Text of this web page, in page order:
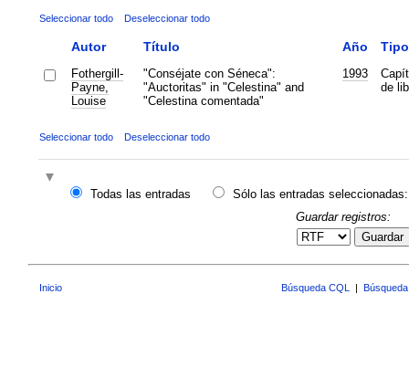
Seleccionar todo Deseleccionar todo
Autor Título Año Tipo
Fothergill-
Payne,
Louise
"Conséjate con Séneca":
"Auctoritas" in "Celestina" and
"Celestina comentada"
1993
de
Seleccionar todo Deseleccionar todo
Todas las entradas
Sólo las entradas seleccionadas:
Guardar registros:
Guardar
Inicio Búsqueda CQL